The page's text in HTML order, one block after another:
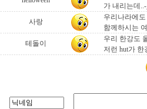
가 내리는데
사랑
우리나라에
함께하시는
테돌이
우리 한강도
저런 hut가